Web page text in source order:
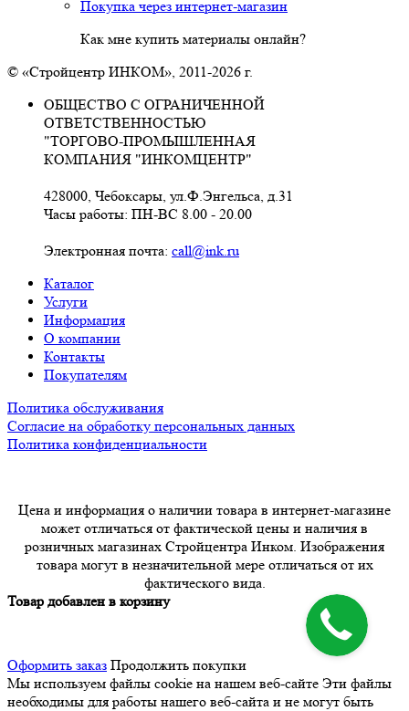
Покупка через интернет-магазин
Как мне купить материалы онлайн?
© «Стройцентр ИНКОМ», 2011-2026 г.
ОБЩЕСТВО С ОГРАНИЧЕННОЙ
ОТВЕТСТВЕННОСТЬЮ
"ТОРГОВО-ПРОМЫШЛЕННАЯ
КОМПАНИЯ "ИНКОМЦЕНТР"
428000, Чебоксары, ул.Ф.Энгельса, д.31
Часы работы: ПН-ВС 8.00 - 20.00
Электронная почта: call@ink.ru
Каталог
Услуги
Информация
О компании
Контакты
Покупателям
Политика обслуживания
Согласие на обработку персональных данных
Политика конфиденциальности
Цена и информация о наличии товара в интернет-магазине
может отличаться от фактической цены и наличия в
розничных магазинах Стройцентра Инком. Изображения
товара могут в незначительной мере отличаться от их
фактического вида.
Товар добавлен в корзину
Оформить заказ Продолжить покупки
Мы используем файлы cookie на нашем веб-сайте Эти файлы
необходимы для работы нашего веб-сайта и не могут быть